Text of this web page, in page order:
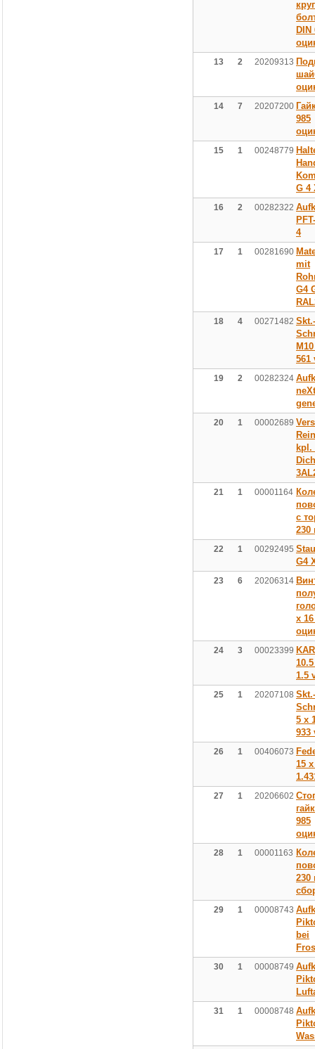
DIN
13 2 20209313
14 7 20207200
985
15 1 00248779
G 4
16 2 00282322
4
17 1 00281690
mit
G4
18 4 00271482 Skt.-
561
19 2 00282324
neXt
20 1 00002689
kpl.
21 1 00001164
с
22 1 00292495
G4
23 6 20206314
х
24 3 00023399
1.5
25 1 20207108 Skt.-
5 x
933
26 1 00406073
15
27 1 20206602
985
28 1 00001163
29 1 00008743
bei
30 1 00008749
31 1 00008748